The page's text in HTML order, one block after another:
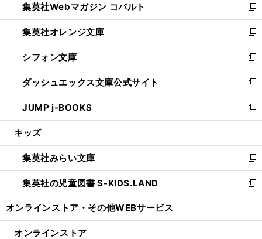
く
で
開
く
ド
ウ
で
開
く
ィ
ン
ド
ウ
で
開
く
集英社Webマガジン コバルト
新
し
い
ウ
ィ
ン
ド
ウ
で
開
集英社オレンジ文庫
新
し
い
ウ
ィ
ン
ド
ウ
開
く
シフォン文庫
新
し
い
ウ
ィ
ン
ウ
で
開
く
ダッシュエックス文庫公式サイト
新
し
い
ウ
ン
ド
ウ
で
JUMP j-BOOKS
新
し
ウ
ィ
ン
ド
開
キッズ
集英社みらい文庫
新
し
い
ン
集英社の児童図書 S-KIDS.LAND
新
ウ
オンラインストア・ その他WEBサービス
オンラインストア